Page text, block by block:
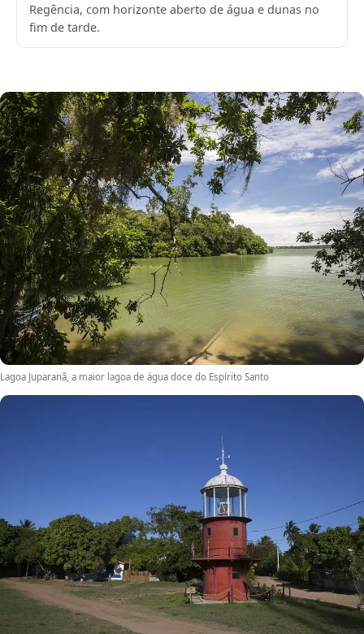
Regência, com horizonte aberto de água e dunas no
fim de tarde.
Lagoa Juparanã, a maior lagoa de água doce do Espírito Santo